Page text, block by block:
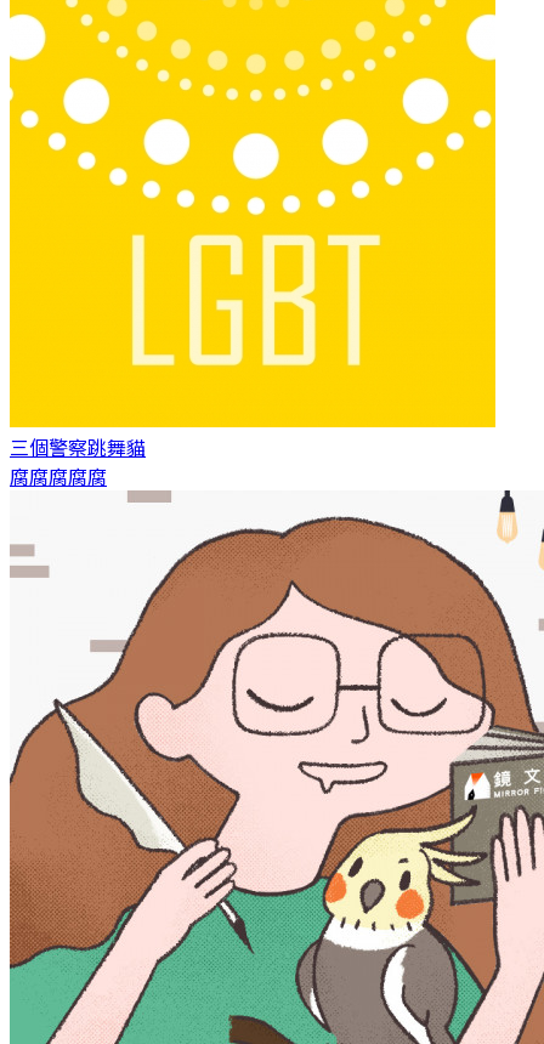
三個警察跳舞貓
腐腐腐腐腐